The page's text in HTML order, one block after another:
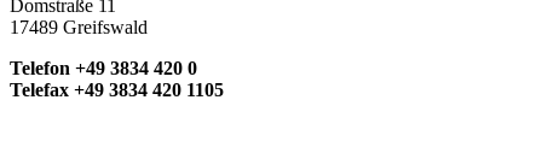
Domstraße 11
17489 Greifswald
Telefon +49 3834 420 0
Telefax +49 3834 420 1105